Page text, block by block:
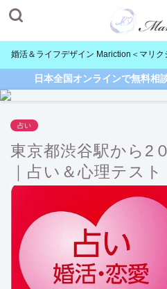
婚活＆ライフデザイン Mariction＜マリク
日本全国オンラインで無料相
占い
東京都渋谷駅から2
｜占い＆心理テスト